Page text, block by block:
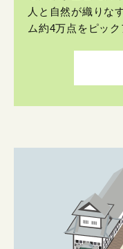
人と自然が織りな
ム約4万点をピック